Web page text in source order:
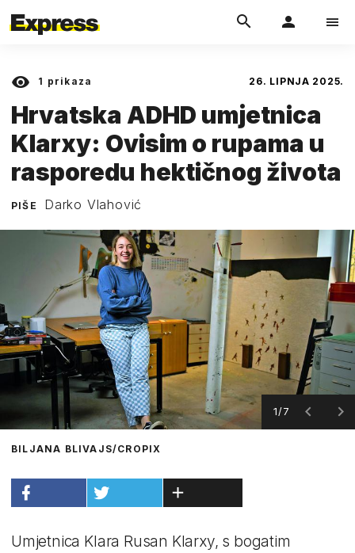
1 prikaza 26. LIPNJA 2025.
Hrvatska ADHD umjetnica
Klarxy: Ovisim o rupama u
rasporedu hektičnog života
PIŠE Darko Vlahović
1/7
BILJANA BLIVAJS/CROPIX
Umjetnica Klara Rusan Klarxy, s bogatim